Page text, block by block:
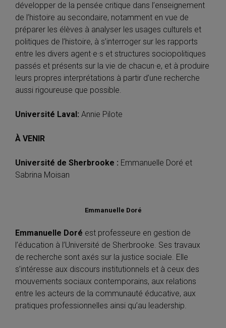
développer de la pensée critique dans l’enseignement
de l’histoire au secondaire, notamment en vue de
préparer les élèves à analyser les usages culturels et
politiques de l’histoire, à s’interroger sur les rapports
entre les divers agent·e·s et structures sociopolitiques
passés et présents sur la vie de chacun·e, et à produire
leurs propres interprétations à partir d’une recherche
aussi rigoureuse que possible.
Université Laval: Annie Pilote
À VENIR
Université de Sherbrooke : Emmanuelle Doré et
Sabrina Moisan
Emmanuelle Doré
Emmanuelle Doré est professeure en gestion de
l’éducation à l’Université de Sherbrooke. Ses travaux
de recherche sont axés sur la justice sociale. Elle
s’intéresse aux discours institutionnels et à ceux des
mouvements sociaux contemporains, aux relations
entre les acteurs de la communauté éducative, aux
pratiques professionnelles ainsi qu’au leadership.